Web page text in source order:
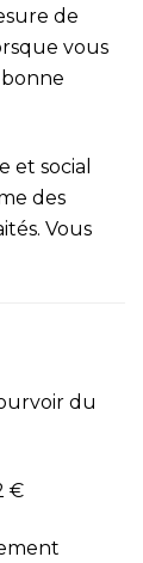
de
vous
bonne
et social
des
Vous
du
€